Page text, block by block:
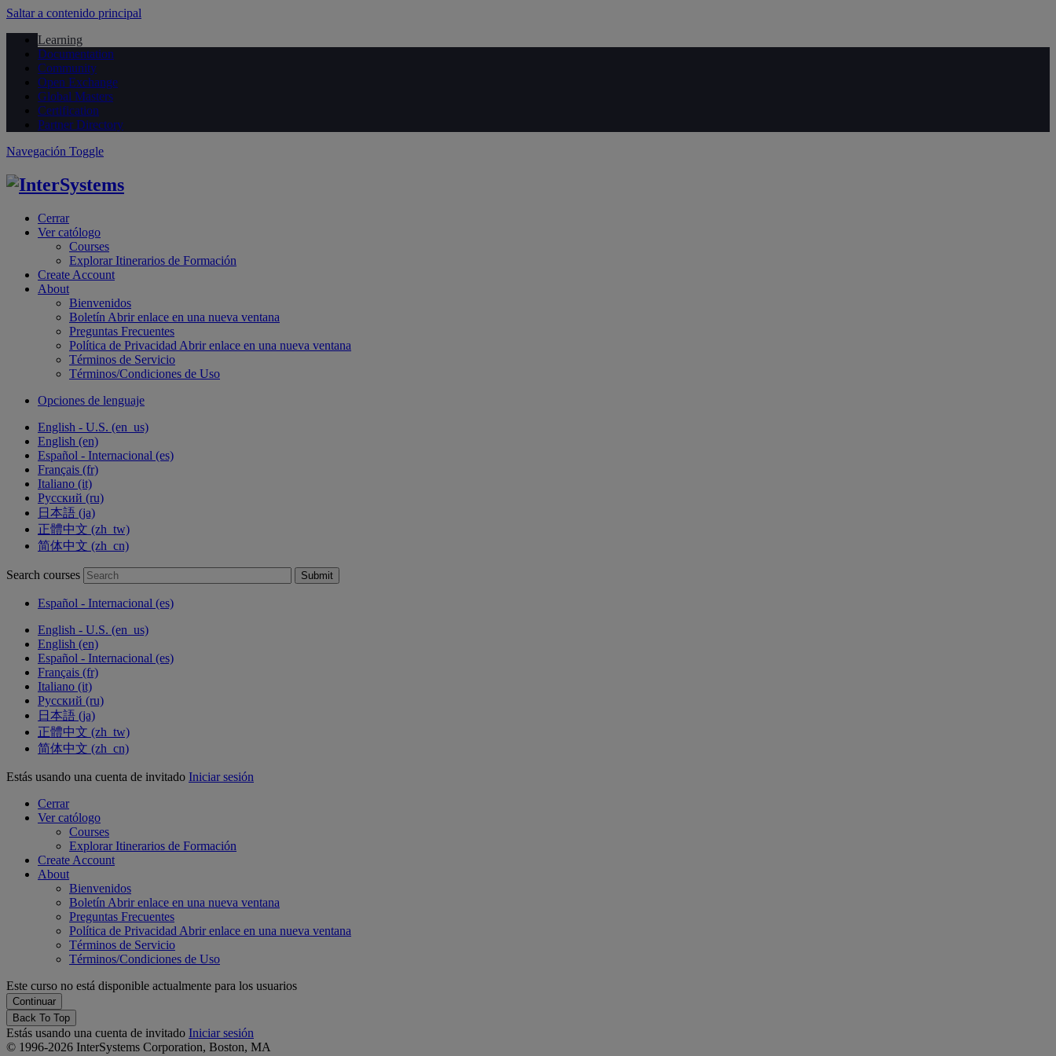
Saltar a contenido principal
Learning
Documentation
Community
Open Exchange
Global Masters
Certification
Partner Directory
Navegación Toggle
Cerrar
Ver católogo
Courses
Explorar Itinerarios de Formación
Create Account
About
Bienvenidos
Boletín Abrir enlace en una nueva ventana
Preguntas Frecuentes
Política de Privacidad Abrir enlace en una nueva ventana
Términos de Servicio
Términos/Condiciones de Uso
Opciones de lenguaje
English - U.S. ‎(en_us)‎
English ‎(en)‎
Español - Internacional ‎(es)‎
Français ‎(fr)‎
Italiano ‎(it)‎
Русский ‎(ru)‎
日本語 ‎(ja)‎
正體中文 ‎(zh_tw)‎
简体中文 ‎(zh_cn)‎
Search courses Submit
Español - Internacional ‎(es)‎
English - U.S. ‎(en_us)‎
English ‎(en)‎
Español - Internacional ‎(es)‎
Français ‎(fr)‎
Italiano ‎(it)‎
Русский ‎(ru)‎
日本語 ‎(ja)‎
正體中文 ‎(zh_tw)‎
简体中文 ‎(zh_cn)‎
Estás usando una cuenta de invitado Iniciar sesión
Cerrar
Ver católogo
Courses
Explorar Itinerarios de Formación
Create Account
About
Bienvenidos
Boletín Abrir enlace en una nueva ventana
Preguntas Frecuentes
Política de Privacidad Abrir enlace en una nueva ventana
Términos de Servicio
Términos/Condiciones de Uso
Este curso no está disponible actualmente para los usuarios
Back To Top
Estás usando una cuenta de invitado Iniciar sesión
© 1996-2026 InterSystems Corporation, Boston, MA